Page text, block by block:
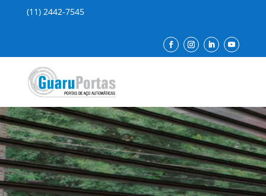
(11) 2442-7545